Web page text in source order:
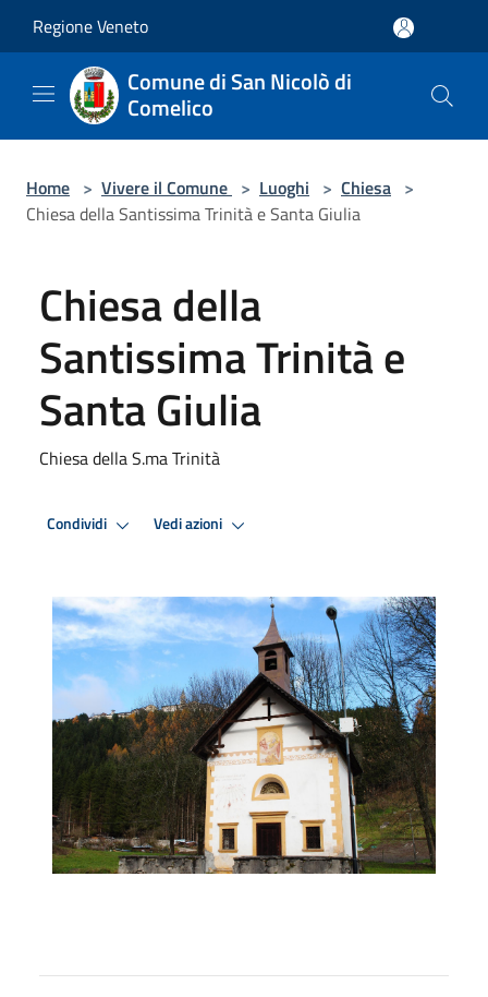
Regione Veneto
Comune di San Nicolò di
Comelico
Home > Vivere il Comune > Luoghi > Chiesa >
Chiesa della Santissima Trinità e Santa Giulia
Chiesa della
Santissima Trinità e
Santa Giulia
Chiesa della S.ma Trinità
Condividi Vedi azioni